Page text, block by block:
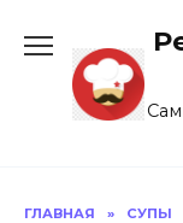
содержанию
ГЛАВНАЯ » СУПЫ